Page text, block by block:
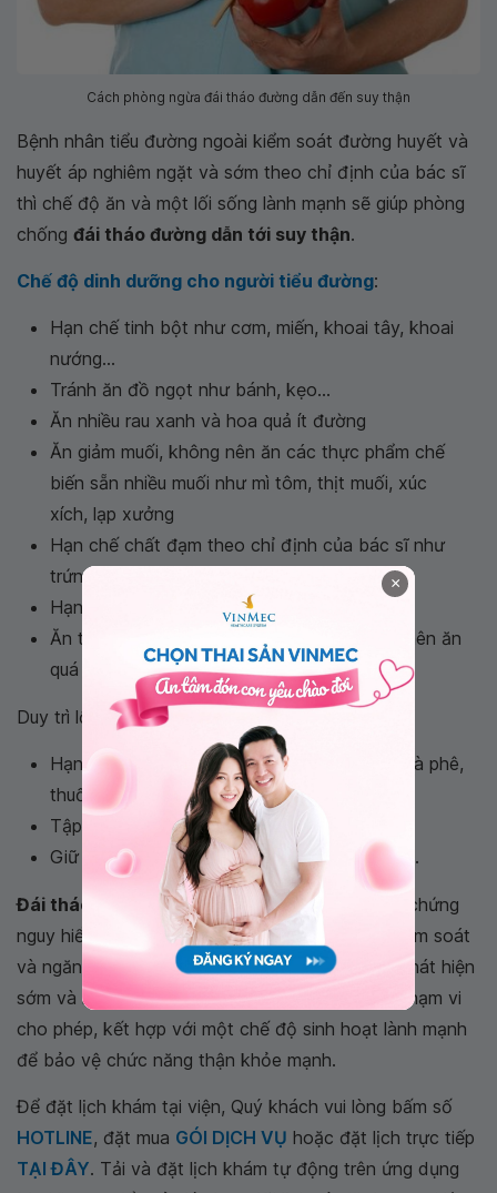
Cách phòng ngừa đái tháo đường dẫn đến suy thận
Bệnh nhân tiểu đường ngoài kiểm soát đường huyết và
huyết áp nghiêm ngặt và sớm theo chỉ định của bác sĩ
thì chế độ ăn và một lối sống lành mạnh sẽ giúp phòng
chống đái tháo đường dẫn tới suy thận.
Chế độ dinh dưỡng cho người tiểu đường:
Hạn chế tinh bột như cơm, miến, khoai tây, khoai
nướng...
Tránh ăn đồ ngọt như bánh, kẹo...
Ăn nhiều rau xanh và hoa quả ít đường
Ăn giảm muối, không nên ăn các thực phẩm chế
biến sẵn nhiều muối như mì tôm, thịt muối, xúc
xích, lạp xưởng
Hạn chế chất đạm theo chỉ định của bác sĩ như
trứng, nội tạng động vật...
Hạn chế mỡ động vật, bơ động vật
Ăn thành nhiều bữa nhỏ trong ngày, không nên ăn
quá no nhưng vẫn đảm bảo đủ năng lượng.
Duy trì lối sống lành mạnh:
Hạn chế các chất kích thích như rượu, bia, cà phê,
thuốc lá...
Tập thể dục đều đặn, vừa sức.
Giữ cân nặng phù hợp, giảm cân nếu béo phì.
Đái tháo đường dẫn đến suy thậnlà một biến chứng
nguy hiểm, nhưng chúng ta hoàn toàn có thể kiểm soát
và ngăn ngừa nó trở nên nặng hơn bằng cách phát hiện
sớm và kiểm soát đường huyết của bạn trong phạm vi
cho phép, kết hợp với một chế độ sinh hoạt lành mạnh
để bảo vệ chức năng thận khỏe mạnh.
Để đặt lịch khám tại viện, Quý khách vui lòng bấm số
HOTLINE, đặt mua GÓI DỊCH VỤ hoặc đặt lịch trực tiếp
TẠI ĐÂY. Tải và đặt lịch khám tự động trên ứng dụng
×